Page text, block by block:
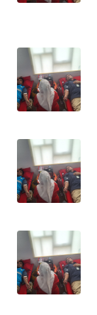
KARIR
DISCLAIMER
Wahana
Regional
WN
WN
JAKARTA